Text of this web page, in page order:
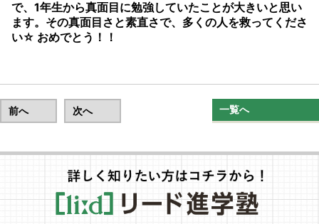
で、1年生から真面目に勉強していたことが大きいと思い
ます。その真面目さと素直さで、多くの人を救ってくださ
い☆ おめでとう！！
前へ 次へ 一覧へ